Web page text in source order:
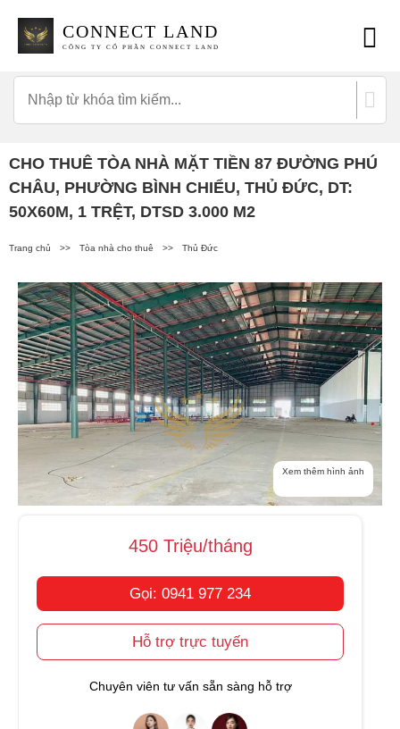
CONNECT LAND
CÔNG TY CỔ PHẦN CONNECT LAND
CHO THUÊ TÒA NHÀ MẶT TIỀN 87 ĐƯỜNG PHÚ
CHÂU, PHƯỜNG BÌNH CHIỂU, THỦ ĐỨC, DT:
50X60M, 1 TRỆT, DTSD 3.000 M2
Trang chủ >> Tòa nhà cho thuê >> Thủ Đức
Xem thêm hình ảnh
450 Triệu/tháng
Gọi: 0941 977 234
Hỗ trợ trực tuyến
Chuyên viên tư vấn sẵn sàng hỗ trợ